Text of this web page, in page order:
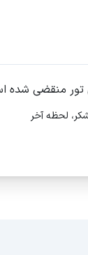
، واحد 4
تور منقضی شده
لحظه آخر